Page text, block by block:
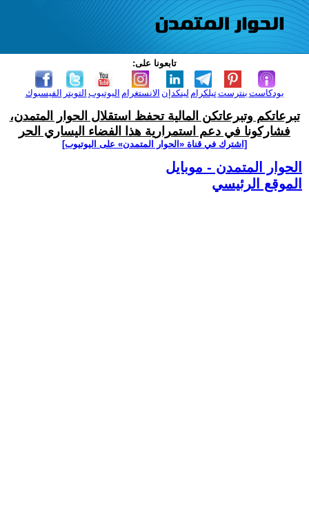
تابعونا على:
الفيسبوك التويتر اليوتيوب الانستغرام لينكدإن تيلكرامبنترست بودكاست
تبرعاتكم وتبرعاتكن المالية تحفظ استقلال الحوار المتمدن،
فشاركونا في دعم استمرارية هذا الفضاء اليساري الحر
[اشترك في قناة ‫«الحوار المتمدن» على اليوتيوب]
الحوار المتمدن - موبايل
الموقع الرئيسي